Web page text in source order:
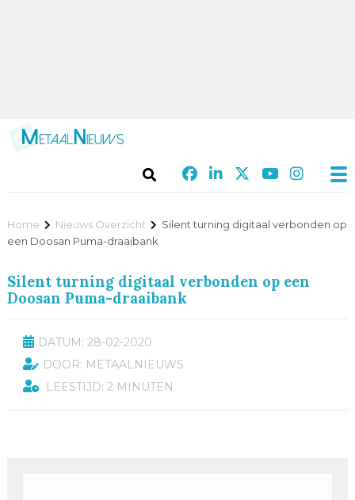
Home Nieuws Overzicht
Silent turning digitaal verbonden op
een Doosan Puma-draaibank
Silent turning digitaal verbonden op een
Doosan Puma-draaibank
DATUM: 28-02-2020
DOOR: METAALNIEUWS
LEESTIJD: 2 MINUTEN